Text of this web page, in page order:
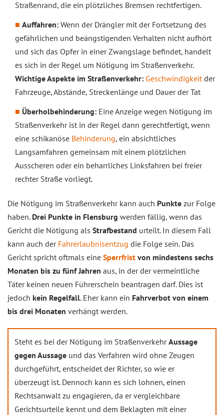
Straßenrand, die ein plötzliches Bremsen rechtfertigen.
Auffahren: Wenn der Drängler mit der Fortsetzung des
gefährlichen und beängstigenden Verhalten nicht aufhört
und sich das Opfer in einer Zwangslage befindet, handelt
es sich in der Regel um Nötigung im Straßenverkehr.
Wichtige Aspekte im Straßenverkehr: Geschwindigkeitder
Fahrzeuge, Abstände, Streckenlänge und Dauer der Tat
Überholbehinderung: Eine Anzeige wegen Nötigung im
Straßenverkehr ist in der Regel dann gerechtfertigt, wenn
eine schikanöse Behinderung, ein absichtliches
Langsamfahren gemeinsam mit einem plötzlichen
Ausscheren oder ein beharrliches Linksfahren bei freier
rechter Straße vorliegt.
Die Nötigung im Straßenverkehr kann auch Punkte zur Folge
haben. Drei Punkte in Flensburg werden fällig, wenn das
Gericht die Nötigung als Strafbestand urteilt. In diesem Fall
kann auch der Fahrerlaubnisentzug die Folge sein. Das
Gericht spricht oftmals eine Sperrfrist von mindestens sechs
Monaten bis zu fünf Jahren aus, in der der vermeintliche
Täter keinen neuen Führerschein beantragen darf. Dies ist
jedoch kein Regelfall. Eher kann ein Fahrverbot von einem
bis drei Monaten verhängt werden.
Steht es bei der Nötigung im StraßenverkehrAussage
gegen Aussage und das Verfahren wird ohne Zeugen
durchgeführt, entscheidet der Richter, so wie er
überzeugt ist. Dennoch kann es sich lohnen, einen
Rechtsanwalt zu engagieren, da er vergleichbare
Gerichtsurteile kennt und dem Beklagten mit einer